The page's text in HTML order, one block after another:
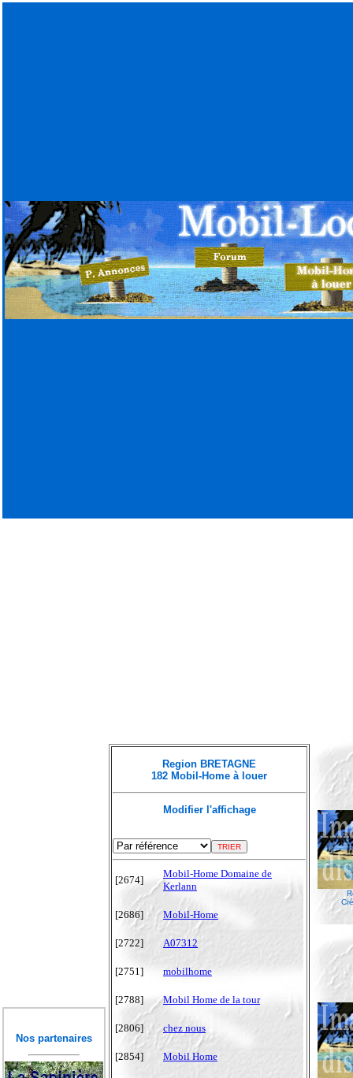
Nos partenaires
Region BRETAGNE
182 Mobil-Home à louer
Modifier l'affichage
[2674]
Mobil-Home Domaine de
Kerlann
[2686] Mobil-Home
[2722] A07312
[2751] mobilhome
[2788] Mobil Home de la tour
[2806] chez nous
[2854] Mobil Home